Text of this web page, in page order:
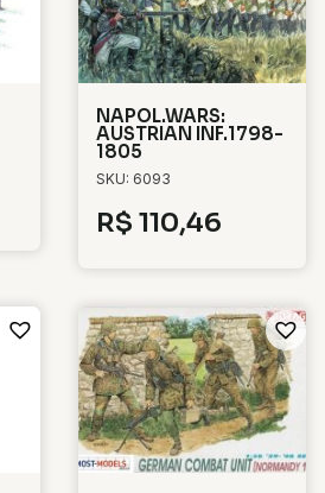
NAPOL.WARS:
AUSTRIAN INF.1798-
1805
SKU: 6093
R$ 110,46